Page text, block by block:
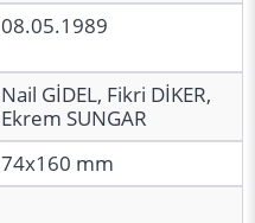
08.05.1989
Nail GİDEL, Fikri DİKER,
Ekrem SUNGAR
74x160 mm